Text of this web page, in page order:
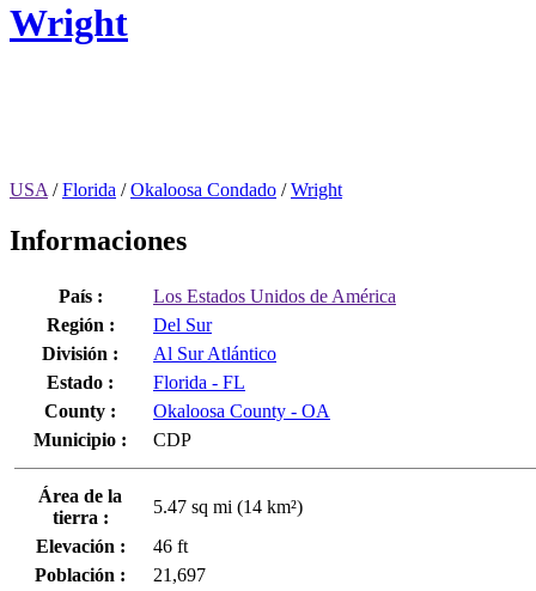
Wright
USA /Florida /Okaloosa Condado /Wright
Informaciones
País :
Los Estados Unidos de América
Región :
Del Sur
División :
Al Sur Atlántico
Estado :
Florida - FL
County :
Okaloosa County - OA
Municipio :
CDP
Área de la
tierra :
5.47 sq mi (14 km²)
Elevación :
46 ft
Población :
21,697